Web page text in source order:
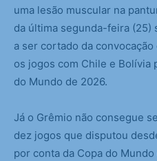
uma lesão muscular na
da última segunda-feira (25)
a ser cortado da
os jogos com Chile e Bolívia
do Mundo de 2026.
Já o Grêmio não consegue
dez jogos que disputou
por conta da Copa do